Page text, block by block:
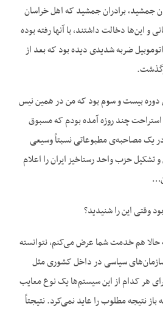
جمشید، برادران جمشید که اهل خراسان
و این‌ها دخالت داشتند، با آنها رفته بوده
ضربه شدیدی دیده بود که بعد از
دوره بیست و سوم بود که من در همین نیس
استراحت چند روزه آمده بودم که مسبوق
یک مصاحبه‌ی مطبوعاتی نسبتاً وسیعی
حزب واحد رستاخیز ایران را اعلام
وقتی این را شنیدید؟
هم خدمت شما عرض می‌کنم، نتوانسته
سیاسی در داخل کشوری مثل
هر کدام از این سیستم‌‌ها یک نوع معایب
نتیجه مطلوب را عاید نمی‌کرد. نتیجتاً